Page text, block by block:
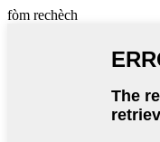
fòm rechèch